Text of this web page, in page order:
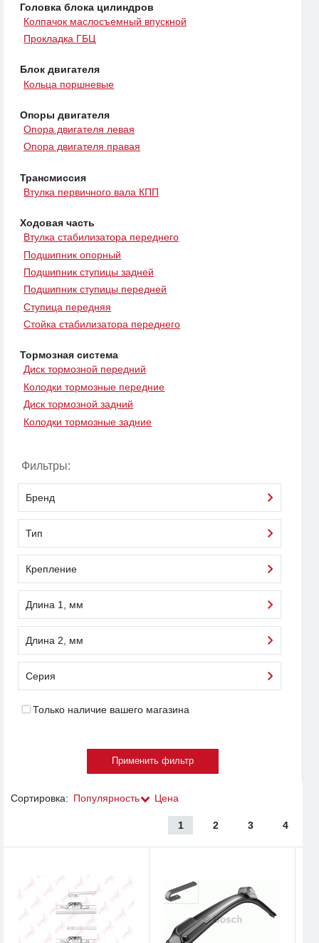
Головка блока цилиндров
Колпачок маслосъемный впускной
Прокладка ГБЦ
Блок двигателя
Кольца поршневые
Опоры двигателя
Опора двигателя левая
Опора двигателя правая
Трансмиссия
Втулка первичного вала КПП
Ходовая часть
Втулка стабилизатора переднего
Подшипник опорный
Подшипник ступицы задней
Подшипник ступицы передней
Ступица передняя
Стойка стабилизатора переднего
Тормозная система
Диск тормозной передний
Колодки тормозные передние
Диск тормозной задний
Колодки тормозные задние
Фильтры:
Бренд
Тип
Крепление
Длина 1, мм
Длина 2, мм
Серия
Только наличие вашего магазина
Сортировка: Популярность Цена
1 2 3 4